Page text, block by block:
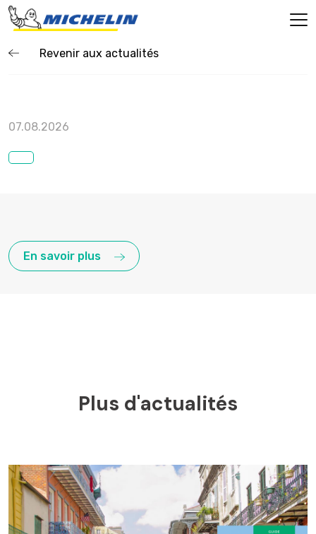
Revenir aux actualités
07.08.2026
En savoir plus
Plus d'actualités